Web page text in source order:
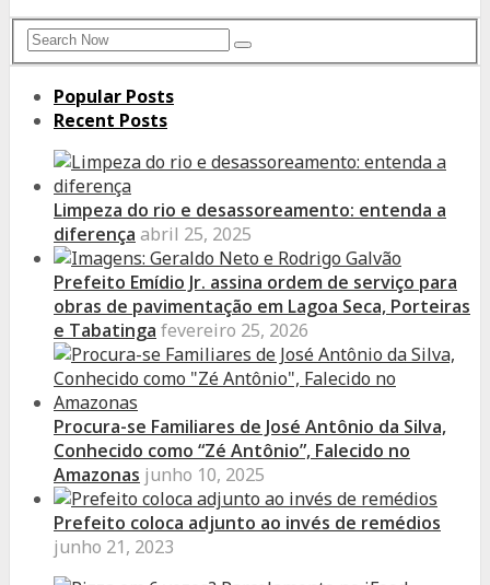
Search
for:
Search
Popular Posts
Recent Posts
Limpeza do rio e desassoreamento: entenda a
diferença abril 25, 2025
Prefeito Emídio Jr. assina ordem de serviço para
obras de pavimentação em Lagoa Seca, Porteiras
e Tabatinga fevereiro 25, 2026
Procura-se Familiares de José Antônio da Silva,
Conhecido como “Zé Antônio”, Falecido no
Amazonas junho 10, 2025
Prefeito coloca adjunto ao invés de remédios
junho 21, 2023